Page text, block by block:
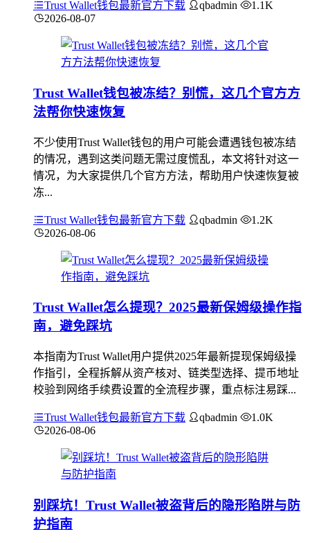
Trust Wallet钱包最新官方下载 qbadmin
1.1K
2026-08-07
Trust Wallet钱包被冻结？别慌，这几个官方方
法帮你快速恢复
不少使用Trust Wallet钱包的用户可能会遭遇钱包被冻结
的情况，遇到这类问题无需过度慌乱，本文将针对这一
情况，为大家提供几个官方方法，帮助用户快速恢复被
冻...
Trust Wallet钱包最新官方下载 qbadmin
1.2K
2026-08-06
Trust Wallet怎么提现？2025最新保姆级操作指
南，避免踩坑
本指南为Trust Wallet用户提供2025年最新提现保姆级操
作指引，全程拆解从资产核对、链类型选择、提币地址
校验到网络手续费设置的全流程步骤，重点标注易踩...
Trust Wallet钱包最新官方下载 qbadmin
1.0K
2026-08-06
别踩坑！Trust Wallet被盗背后的隐形陷阱与防
护指南